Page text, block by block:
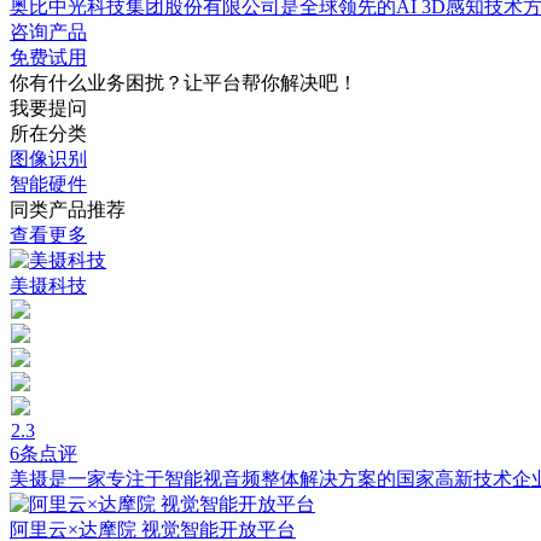
奥比中光科技集团股份有限公司是全球领先的AI 3D感知技术
咨询产品
免费试用
你有什么业务困扰？让平台帮你解决吧！
我要提问
所在分类
图像识别
智能硬件
同类产品推荐
查看更多
美摄科技
2.3
6条点评
美摄是一家专注于智能视音频整体解决方案的国家高新技术企
阿里云×达摩院 视觉智能开放平台